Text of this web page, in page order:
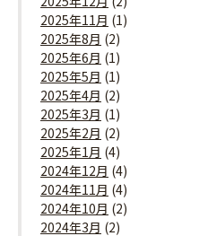
2025年11月 (1)
2025年8月 (2)
2025年6月 (1)
2025年5月 (1)
2025年4月 (2)
2025年3月 (1)
2025年2月 (2)
2025年1月 (4)
2024年12月 (4)
2024年11月 (4)
2024年10月 (2)
2024年3月 (2)